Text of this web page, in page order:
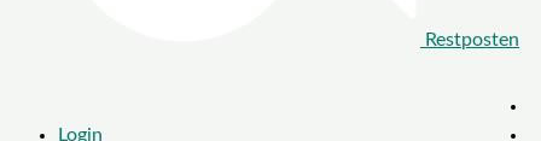
Restposten
Login